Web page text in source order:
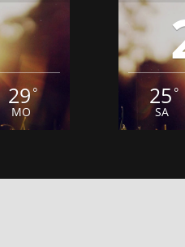
29°
MO
25 °